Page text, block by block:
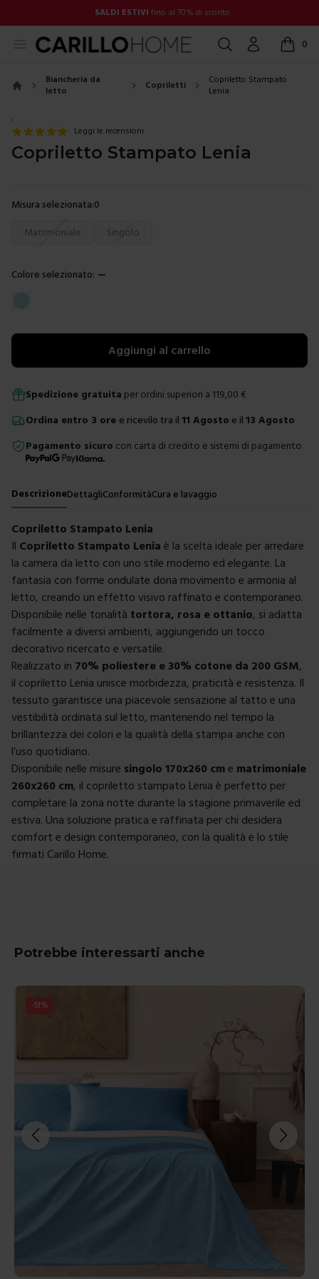
SALDI ESTIVI fino al 70% di sconto
Open menu Cerca Account 0
items
Biancheria da
letto
Copriletti
Copriletto Stampato
Lenia
.
Leggi le recensioni
Copriletto Stampato Lenia
Misura selezionata:0
Scegli una misura
Matrimoniale Singolo
Colore selezionato: —
Aggiungi al carrello
Spedizione gratuita per ordini superiori a 119,00 €
Ordina entro 3 ore e ricevilo tra il 11 Agosto e il 13 Agosto
Pagamento sicuro con carta di credito e sistemi di pagamento
DescrizioneDettagliConformitàCura e lavaggio
Copriletto Stampato Lenia
Il Copriletto Stampato Lenia è la scelta ideale per arredare
la camera da letto con uno stile moderno ed elegante. La
fantasia con forme ondulate dona movimento e armonia al
letto, creando un effetto visivo raffinato e contemporaneo.
Disponibile nelle tonalità tortora, rosa e ottanio, si adatta
facilmente a diversi ambienti, aggiungendo un tocco
decorativo ricercato e versatile.
Realizzato in 70% poliestere e 30% cotone da 200 GSM,
il copriletto Lenia unisce morbidezza, praticità e resistenza. Il
tessuto garantisce una piacevole sensazione al tatto e una
vestibilità ordinata sul letto, mantenendo nel tempo la
brillantezza dei colori e la qualità della stampa anche con
l’uso quotidiano.
Disponibile nelle misure singolo 170x260 cme matrimoniale
260x260 cm, il copriletto stampato Lenia è perfetto per
completare la zona notte durante la stagione primaverile ed
estiva. Una soluzione pratica e raffinata per chi desidera
comfort e design contemporaneo, con la qualità e lo stile
firmati Carillo Home.
Potrebbe interessarti anche
-51%